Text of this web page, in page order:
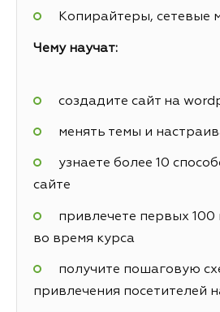
Копирайтеры, сетевые
Чему научат:
создадите сайт на
менять темы и
узнаете более 10
сайте
привлечете первых 100
во время курса
получите пошаговую
привлечения посетителей